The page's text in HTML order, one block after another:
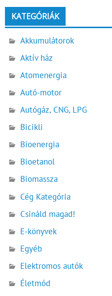
KATEGÓRIÁK
Akkumulátorok
Aktív ház
Atomenergia
Autó-motor
Autógáz, CNG, LPG
Bicikli
Bioenergia
Bioetanol
Biomassza
Cég Kategória
Csináld magad!
E-könyvek
Egyéb
Elektromos autók
Életmód